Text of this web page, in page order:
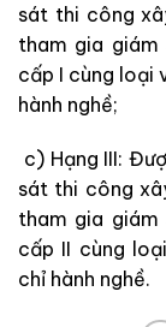
sát thi công
tham gia
cấp I cùng loại
hành nghề;
c) Hạng III:
sát thi công
tham gia
cấp II cùng
chỉ hành nghề.